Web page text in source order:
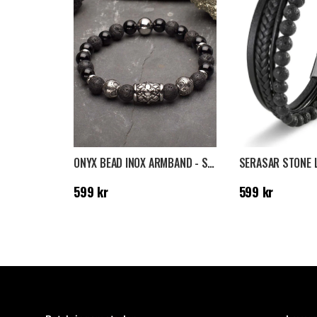
ONYX BEAD INOX ARMBAND - SVART
Pris:599 kr
599 kr
Pris 599 kr
599 kr